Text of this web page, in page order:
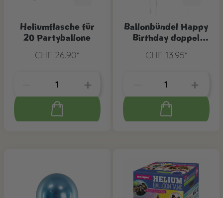
Heliumflasche für
20 Partyballone
CHF 26.90*
Ballonbündel Happy
Birthday doppel
CHF 13.95*